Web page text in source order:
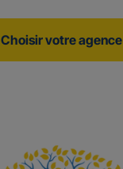
Choisir votre agence